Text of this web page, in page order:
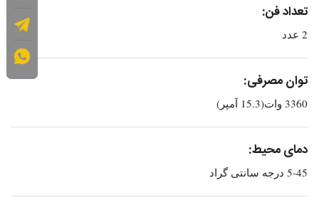
تعداد فن:
2 عدد
توان مصرفی:
3360 وات(15.3 آمپر)
دمای محیط:
5-45 درجه سانتی گراد